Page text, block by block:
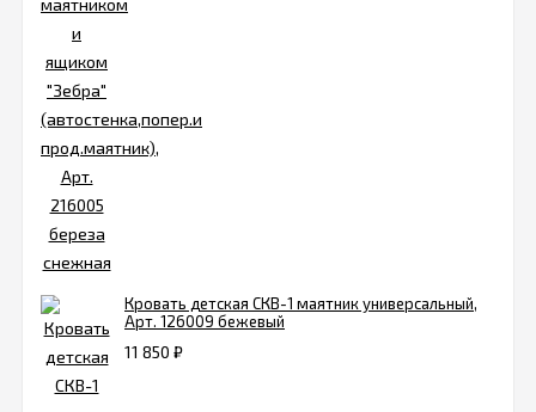
Кровать детская СКВ-1 маятник универсальный,
Арт. 126009 бежевый
11 850 ₽